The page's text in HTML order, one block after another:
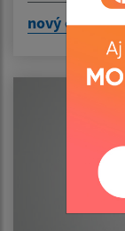
nový článok